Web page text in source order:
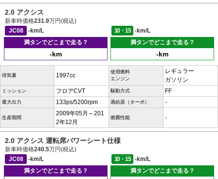
2.0 アクシス
新車時価格231.9万円(税込)
JC08
-km/L 10・15
-km/L
満タンでどこまで走る？
-km
満タンでどこまで走る？
-km
排気量 1997cc
使用燃料
エンジン
レギュラー
ガソリン
ミッション フロアCVT 駆動方式 FF
最大出力 133ps/5200rpm 過給器（ターボ） -
生産期間
2009年05月～201
2年12月
燃費性能 -
2.0 アクシス 運転席パワーシート仕様
新車時価格240.5万円(税込)
JC08
-km/L 10・15
-km/L
満タンでどこまで走る？
満タンでどこまで走る？